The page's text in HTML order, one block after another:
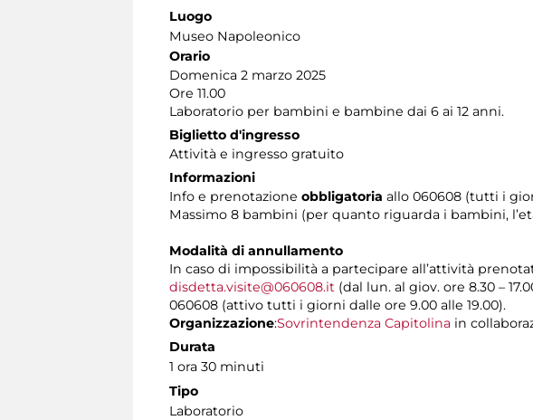
Luogo
Museo Napoleonico
Orario
Domenica 2 marzo 2025
Ore 11.00
Laboratorio per bambini e bambine dai 6 ai 12 anni.
Biglietto d'ingresso
Attività e ingresso gratuito
Informazioni
Info e prenotazione obbligatoria allo 060608 (tutti i
Massimo 8 bambini (per quanto riguarda i bambini,
Modalità di annullamento
In caso di impossibilità a partecipare all’attività
disdetta.visite@060608.it (dal lun. al giov. ore 8.30 –
060608 (attivo tutti i giorni dalle ore 9.00 alle 19.00).
Organizzazione:Sovrintendenza Capitolina in
Durata
1 ora 30 minuti
Tipo
Laboratorio